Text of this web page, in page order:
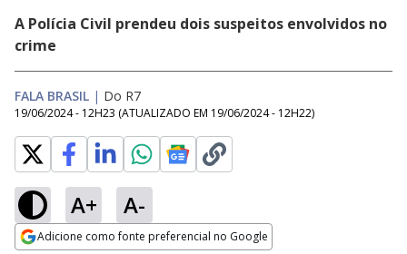
A Polícia Civil prendeu dois suspeitos envolvidos no
crime
FALA BRASIL | Do R7
19/06/2024 - 12H23 (ATUALIZADO EM 19/06/2024 - 12H22)
A+ A-
Adicione como fonte preferencial no Google
Ativar
Loaded
72.87%